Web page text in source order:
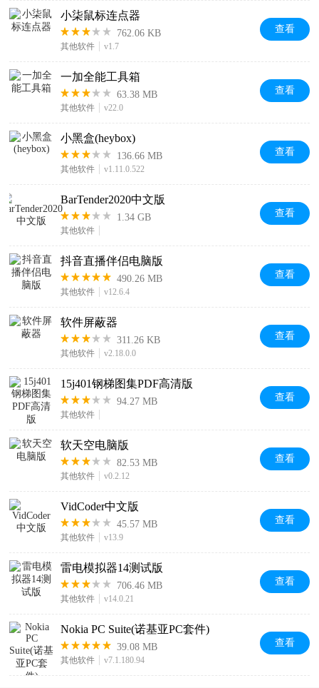
小柒鼠标连点器
762.06 KB
其他软件 v1.7
查看
一加全能工具箱
63.38 MB
其他软件 v22.0
查看
小黑盒(heybox)
136.66 MB
其他软件 v1.11.0.522
查看
BarTender2020中文版
1.34 GB
其他软件
查看
抖音直播伴侣电脑版
490.26 MB
其他软件 v12.6.4
查看
软件屏蔽器
311.26 KB
其他软件 v2.18.0.0
查看
15j401钢梯图集PDF高清版
94.27 MB
其他软件
查看
软天空电脑版
82.53 MB
其他软件 v0.2.12
查看
VidCoder中文版
45.57 MB
其他软件 v13.9
查看
雷电模拟器14测试版
706.46 MB
其他软件 v14.0.21
查看
Nokia PC Suite(诺基亚PC套件)
39.08 MB
其他软件 v7.1.180.94
查看